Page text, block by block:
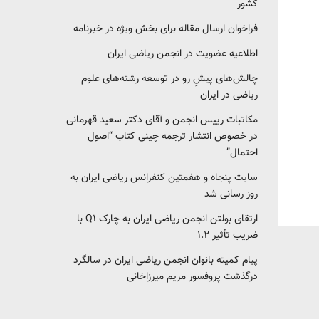
کشور‎‎
فراخوان ارسال مقاله برای بخش ویژه در خبرنامه
اطلاعیه عضویت در انجمن ریاضی ایران
چالش‌های پیشِ رو در توسعه رشته‌های علوم
ریاضی در ایران
مکاتبات رییس انجمن و آقای دکتر سعید قهرمانی
در خصوص انتشار ترجمه چینی کتاب “اصول
احتمال”
سایت پنجاه و هفمتین کنفرانس ریاضی ایران به
روز رسانی شد
ارتقای بولتن انجمن ریاضی ایران به چارک Q1 با
ضریب تأثیر ۱.۲
پیام کمیته بانوان انجمن ریاضی ایران در سالگرد
درگذشت پروفسور مریم میرزاخانی